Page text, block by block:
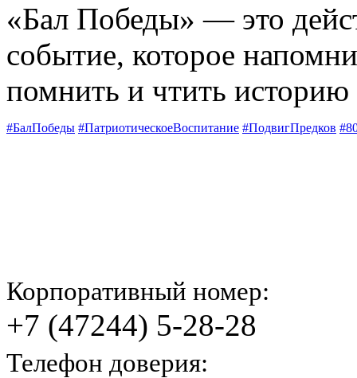
«Бал Победы» — это
событие, которое
помнить и чтить
#БалПобеды #ПатриотическоеВоспитание #ПодвигПредков
Корпоративный номер:
+7 (47244) 5-28-28
Телефон доверия: